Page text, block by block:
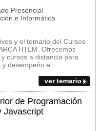
Presencial
e Informática
y el temario del Cursos
HTLM. Ofrecemos
cursos a distancia para
desempeño e...
ver temario
de Programación
Javascript